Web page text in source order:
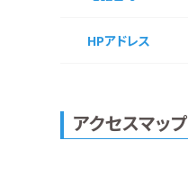
HPアドレス
アクセスマップ